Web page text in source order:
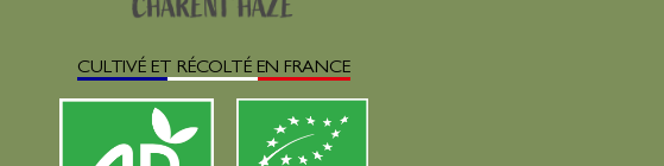
CULTIVÉ ET RÉCOLTÉ EN FRANCE